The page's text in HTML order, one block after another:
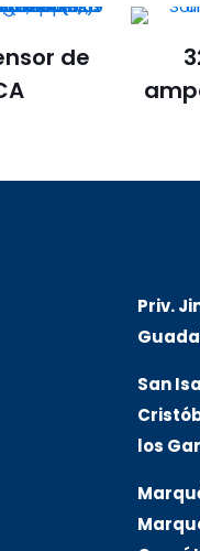
de
Priv.
San
los
Marqu